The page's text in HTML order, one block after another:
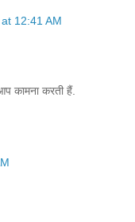
12:41 AM
कामना करती हैं.